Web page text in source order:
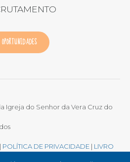
OPORTUNIDADES
Igreja do Senhor da Vera Cruz do
| POLÍTICA DE PRIVACIDADE | LIVRO